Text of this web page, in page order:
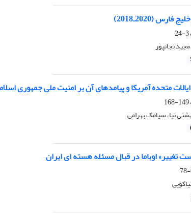
(2020ـ2018)
3-24
نجاتپور
متحده آمریکا و پیامدهای آن بر امنیت ملی جمهوری
149-168
نیا، سیامک بهرامی
اوباما در قبال مسئله هسته ای ایران